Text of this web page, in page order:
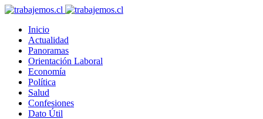
Inicio
Actualidad
Panoramas
Orientación Laboral
Economía
Política
Salud
Confesiones
Dato Útil